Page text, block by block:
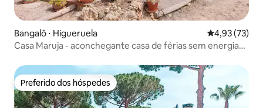
Bangalô ⋅ Higueruela 4,93 de uma
4,93 (73)
Casa Maruja - aconchegante casa de férias sem energia
Preferido dos hóspedes
Preferido dos hóspedes